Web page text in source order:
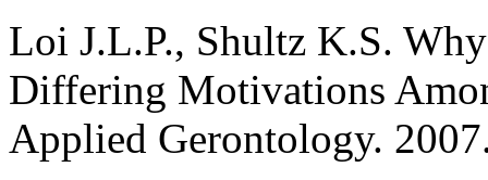
Loi J.L.P., Shultz K.S.
Differing Motivations
Applied Gerontology.